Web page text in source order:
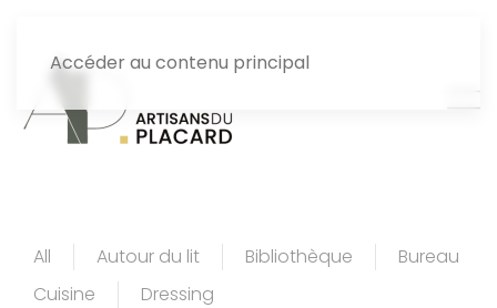
Accéder au contenu principal
All Autour du lit Bibliothèque
Bureau
Cuisine
Dressing